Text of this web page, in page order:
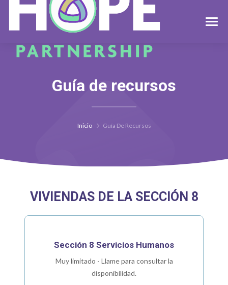
Guía de recursos
Inicio Guía De Recursos
VIVIENDAS DE LA SECCIÓN 8
Sección 8 Servicios Humanos
Muy limitado - Llame para consultar la
disponibilidad.